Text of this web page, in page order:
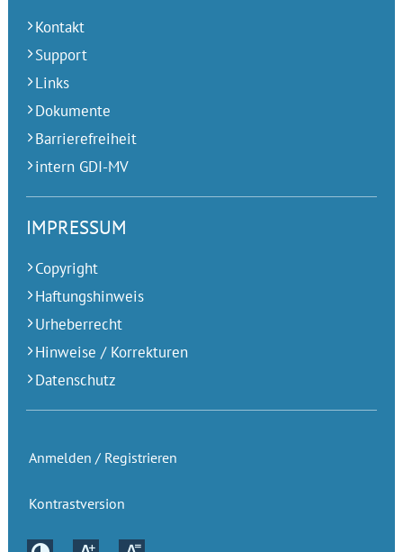
Kontakt
Support
Links
Dokumente
Barrierefreiheit
intern GDI-MV
IMPRESSUM
Copyright
Haftungshinweis
Urheberrecht
Hinweise / Korrekturen
Datenschutz
Anmelden / Registrieren
Kontrastversion